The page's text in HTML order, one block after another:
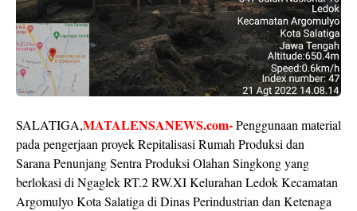
SALATIGA,MATALENSANEWS.com-Penggunaan material
pada pengerjaan proyek Repitalisasi Rumah Produksi dan
Sarana Penunjang Sentra Produksi Olahan Singkong yang
berlokasi di Ngaglek RT.2 RW.XI Kelurahan Ledok Kecamatan
Argomulyo Kota Salatiga di Dinas Perindustrian dan Ketenaga